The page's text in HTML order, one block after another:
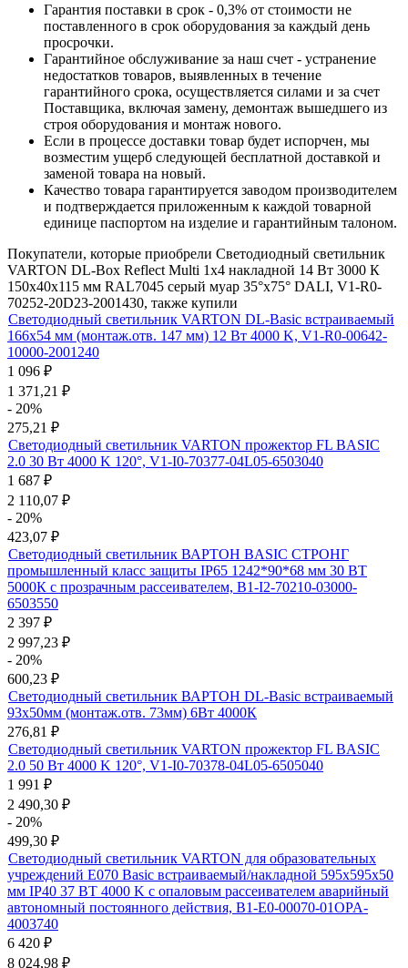
Гарантия поставки в срок - 0,3% от стоимости не
поставленного в срок оборудования за каждый день
просрочки.
Гарантийное обслуживание за наш счет - устранение
недостатков товаров, выявленных в течение
гарантийного срока, осуществляется силами и за счет
Поставщика, включая замену, демонтаж вышедшего из
строя оборудования и монтаж нового.
Если в процессе доставки товар будет испорчен, мы
возместим ущерб следующей бесплатной доставкой и
заменой товара на новый.
Качество товара гарантируется заводом производителем
и подтверждается приложенным к каждой товарной
единице паспортом на изделие и гарантийным талоном.
Покупатели, которые приобрели Светодиодный светильник
VARTON DL-Box Reflect Multi 1x4 накладной 14 Вт 3000 К
150х40х115 мм RAL7045 серый муар 35°x75° DALI, V1-R0-
70252-20D23-2001430, также купили
Светодиодный светильник VARTON DL-Basic встраиваемый
166х54 мм (монтаж.отв. 147 мм) 12 Вт 4000 K, V1-R0-00642-
10000-2001240
1 096 ₽
1 371,21 ₽
- 20%
275,21 ₽
Светодиодный светильник VARTON прожектор FL BASIC
2.0 30 Вт 4000 K 120°, V1-I0-70377-04L05-6503040
1 687 ₽
2 110,07 ₽
- 20%
423,07 ₽
Светодиодный светильник ВАРТОН BASIC СТРОНГ
промышленный класс защиты IP65 1242*90*68 мм 30 ВТ
5000К с прозрачным рассеивателем, B1-I2-70210-03000-
6503550
2 397 ₽
2 997,23 ₽
- 20%
600,23 ₽
Светодиодный светильник ВАРТОН DL-Basic встраиваемый
93х50мм (монтаж.отв. 73мм) 6Вт 4000К
276,81 ₽
Светодиодный светильник VARTON прожектор FL BASIC
2.0 50 Вт 4000 K 120°, V1-I0-70378-04L05-6505040
1 991 ₽
2 490,30 ₽
- 20%
499,30 ₽
Светодиодный светильник VARTON для образовательных
учреждений E070 Basic встраиваемый/накладной 595х595х50
мм IP40 37 ВТ 4000 K с опаловым рассеивателем аварийный
автономный постоянного действия, B1-E0-00070-01OPA-
4003740
6 420 ₽
8 024,98 ₽